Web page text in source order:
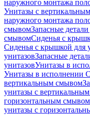
наружного монтажа
Унитазы с
наружного монтажа
смывомЗапасные
смывомСиденья с
Сиденья с крышкой для
унитазовЗапасные
унитазовУнитазы в
Унитазы в исполнении
вертикальным смывом
унитазы с
горизонтальным смывом
унитазы с